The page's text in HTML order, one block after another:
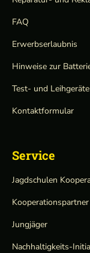
FAQ
Erwerbserlaubnis
Hinweise zur
Test- und Leihgeräte
Kontaktformular
Service
Jagdschulen
Kooperationspartner
Jungjäger
Nachhaltigkeits-